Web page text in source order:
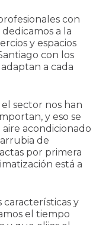
con
a la
y espacios
con los
a cada
sector nos han
y eso se
acondicionado
de
por primera
está a
características y
el tiempo